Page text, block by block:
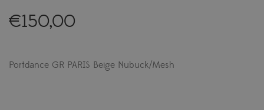
€150,00
Portdance GR PARIS Beige Nubuck/Mesh